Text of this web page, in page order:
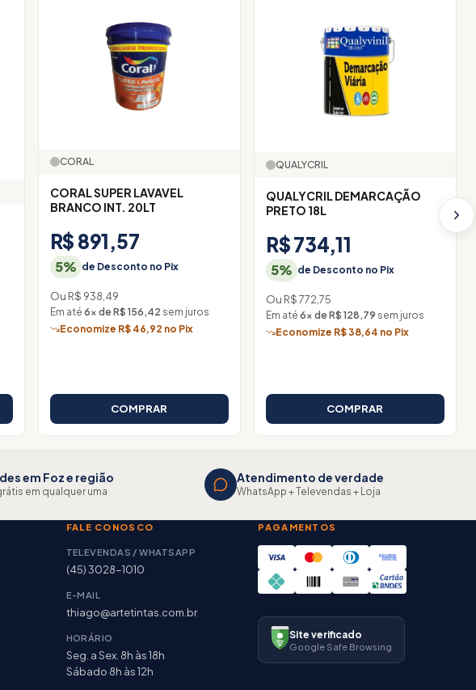
CORAL
CORAL SUPER LAVAVEL
BRANCO INT. 20LT
R$ 891,57
5% de Desconto no Pix
Ou R$ 938,49
Em até 6× de R$ 156,42 sem juros
Economize R$ 46,92 no Pix
COMPRAR
QUALYCRIL
QUALYCRIL DEMARCAÇÃO
PRETO 18L
R$ 734,11
5% de Desconto no Pix
Ou R$ 772,75
Em até 6× de R$ 128,79 sem juros
Economize R$ 38,64 no Pix
COMPRAR
em Foz e região
em qualquer uma
Atendimento de verdade
WhatsApp + Televendas + Loja
FALE CONOSCO
TELEVENDAS / WHATSAPP
(45) 3028-1010
E-MAIL
thiago@artetintas.com.br
HORÁRIO
Seg. a Sex. 8h às 18h
Sábado 8h às 12h
PAGAMENTOS
Site verificado
Google Safe Browsing